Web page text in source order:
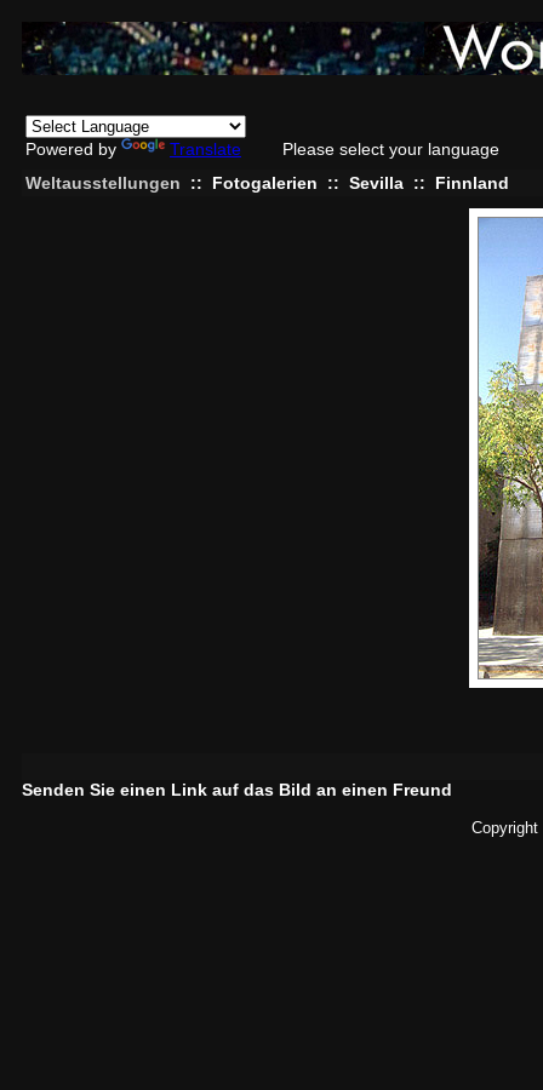
Powered by Translate
Please select your language
Weltausstellungen
:: Fotogalerien :: Sevilla :: Finnland
Senden Sie einen Link auf das Bild an einen Freund